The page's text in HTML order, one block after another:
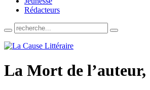
Rédacteurs
La Mort de